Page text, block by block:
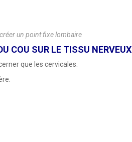
un point fixe lombaire
COU SUR LE TISSU NERVEUX
que les cervicales.